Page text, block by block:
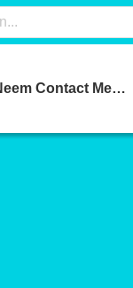
Neem Contact Met Ons Op